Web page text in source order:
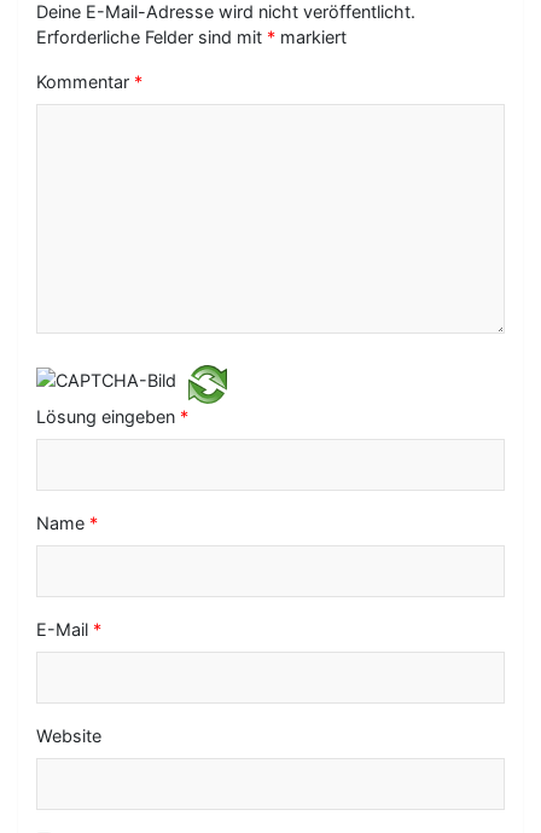
N
o
Deine E-Mail-Adresse wird nicht veröffentlicht.
Erforderliche Felder sind mit * markiert
Kommentar *
Lösung eingeben *
Name *
E-Mail *
Website